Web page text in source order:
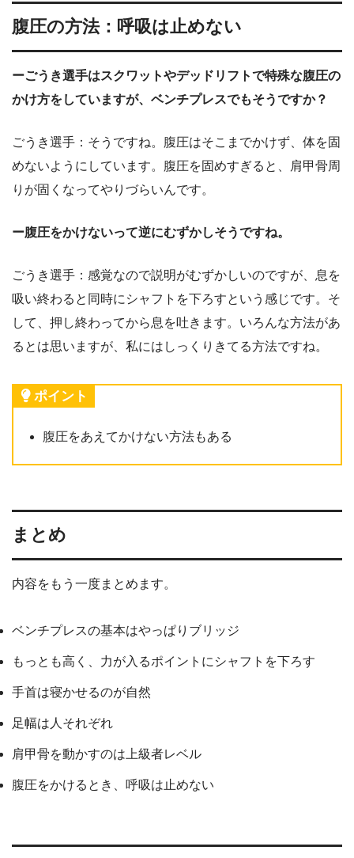
腹圧の方法：呼吸は止めない
ーごうき選手はスクワットやデッドリフトで特殊な腹圧の
かけ方をしていますが、ベンチプレスでもそうですか？
ごうき選手：そうですね。腹圧はそこまでかけず、体を固
めないようにしています。腹圧を固めすぎると、肩甲骨周
りが固くなってやりづらいんです。
ー腹圧をかけないって逆にむずかしそうですね。
ごうき選手：感覚なので説明がむずかしいのですが、息を
吸い終わると同時にシャフトを下ろすという感じです。そ
して、押し終わってから息を吐きます。いろんな方法があ
るとは思いますが、私にはしっくりきてる方法ですね。
ポイント
腹圧をあえてかけない方法もある
まとめ
内容をもう一度まとめます。
ベンチプレスの基本はやっぱりブリッジ
もっとも高く、力が入るポイントにシャフトを下ろす
手首は寝かせるのが自然
足幅は人それぞれ
肩甲骨を動かすのは上級者レベル
腹圧をかけるとき、呼吸は止めない